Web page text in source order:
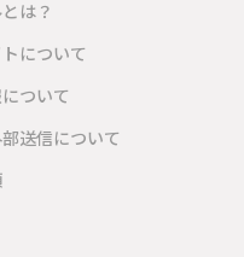
は？
について
ついて
送信について